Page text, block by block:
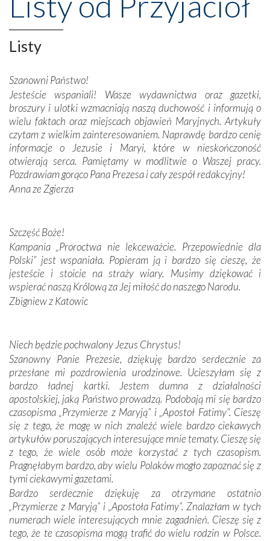
Opatrznościową pomoc w wygranej bitwie o
niepodległość kraju. Zachwyt budziła potężna, a zarazem
misterna architektura tych monumentalnych dzieł,
wspaniałe zdobienia, dbałość ich twórców o detale,
budowniczych.
Podążyliśmy też śladami fatimskich wizjonerów – Łucji
dos Santos oraz świętych Hiacynty i Franciszka Marto.
Modliliśmy się przy ich grobach. Odprawiliśmy Drogę
Krzyżową w ich rodzinnych stronach, odwiedziliśmy
domy, w których żyli.
W miejscu objawień Matki Bożej zapaliliśmy świece
Podczas tej kilkudniowej wyprawy na każdym kroku
spotykaliśmy się z serdeczną otwartością
Portugalczyków. Podziwialiśmy ich ludową sztukę i
zwyczaje. Mimo że nasze kraje są od siebie bardzo
oddalone, w żaden sposób nie czuliśmy się obco.
Sprawiła to oczywiście sama Matka Boża, ale też
kulturowa bliskość biorąca swój początek w naszej
mieliśmy okazję przekonać się, że Maryja swoją opieką
otacza nie tylko nasz naród, lecz wszystkie nacje, które
się Jej ufnie oddają, a także każdą osobę, która zawierza
Jej siebie oraz swych bliskich.
Dzieje Portugalii to również historia wierności Bogu i
odstępstw, także w życiu władców. Trudne momenty w
wymiarze tak osobistym, jak i zbiorowym, przypominają o
konieczności ciągłego zabiegania o własną duszę i o łaskę
Opatrzności. Wierność przynosi pomyślność –
przynajmniej w życiu duchowym. Odstępstwo owocuje
nieszczęściem i śmiercią. Te uniwersalne prawdy
przychodziły na myśl, gdy słuchaliśmy opowieści
przewodników o portugalskich monarchach i wodzach,
zwycięskich bitwach i nieszczęśliwych losach grzesznych
Listy
Szanowni Państwo!
Jesteście wspaniali! Wasze wydawnictwa oraz gazetki,
broszury i ulotki wzmacniają naszą duchowość i informują o
wielu faktach oraz miejscach objawień Maryjnych. Artykuły
czytam z wielkim zainteresowaniem. Naprawdę bardzo cenię
informacje o Jezusie i Maryi, które w nieskończoność
otwierają serca. Pamiętamy w modlitwie o Waszej pracy.
Pozdrawiam gorąco Pana Prezesa i cały zespół redakcyjny!
Anna ze Zgierza
Szczęść Boże!
Kampania „Proroctwa nie lekceważcie. Przepowiednie dla
Polski” jest wspaniała. Popieram ją i bardzo się cieszę, że
jesteście i stoicie na straży wiary. Musimy dziękować i
wspierać naszą Królową za Jej miłość do naszego Narodu.
Zbigniew z Katowic
Niech będzie pochwalony Jezus Chrystus!
Szanowny Panie Prezesie, dziękuję bardzo serdecznie za
przesłane mi pozdrowienia urodzinowe. Ucieszyłam się z
bardzo ładnej kartki. Jestem dumna z działalności
apostolskiej, jaką Państwo prowadzą. Podobają mi się bardzo
czasopisma „Przymierze z Maryją” i „Apostoł Fatimy”. Cieszę
się z tego, że mogę w nich znaleźć wiele bardzo ciekawych
artykułów poruszających interesujące mnie tematy. Cieszę się
z tego, że wiele osób może korzystać z tych czasopism.
Pragnęłabym bardzo, aby wielu Polaków mogło zapoznać się z
tymi ciekawymi gazetami.
Bardzo serdecznie dziękuję za otrzymane ostatnio
„Przymierze z Maryją” i „Apostoła Fatimy”. Znalazłam w tych
numerach wiele interesujących mnie zagadnień. Cieszę się z
tego, że te czasopisma mogą trafić do wielu rodzin w Polsce.